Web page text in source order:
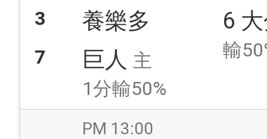
3 養樂多
7 巨人 主
1分輸50%
6
輸
PM 13:00